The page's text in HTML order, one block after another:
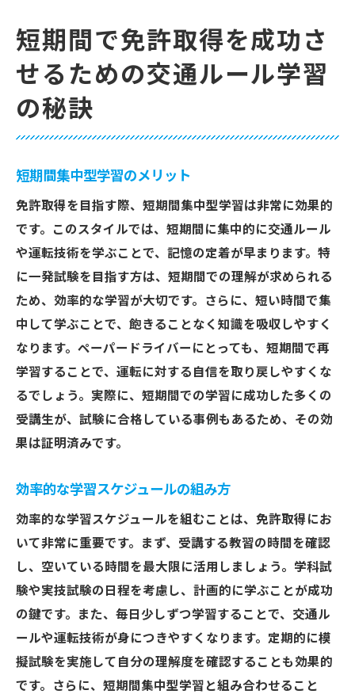
短期間で免許取得を成功さ
せるための交通ルール学習
の秘訣
短期間集中型学習のメリット
免許取得を目指す際、短期間集中型学習は非常に効果的
です。このスタイルでは、短期間に集中的に交通ルール
や運転技術を学ぶことで、記憶の定着が早まります。特
に一発試験を目指す方は、短期間での理解が求められる
ため、効率的な学習が大切です。さらに、短い時間で集
中して学ぶことで、飽きることなく知識を吸収しやすく
なります。ペーパードライバーにとっても、短期間で再
学習することで、運転に対する自信を取り戻しやすくな
るでしょう。実際に、短期間での学習に成功した多くの
受講生が、試験に合格している事例もあるため、その効
果は証明済みです。
効率的な学習スケジュールの組み方
効率的な学習スケジュールを組むことは、免許取得にお
いて非常に重要です。まず、受講する教習の時間を確認
し、空いている時間を最大限に活用しましょう。学科試
験や実技試験の日程を考慮し、計画的に学ぶことが成功
の鍵です。また、毎日少しずつ学習することで、交通ル
ールや運転技術が身につきやすくなります。定期的に模
擬試験を実施して自分の理解度を確認することも効果的
です。さらに、短期間集中型学習と組み合わせること